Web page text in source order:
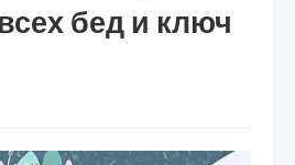
бед и ключ